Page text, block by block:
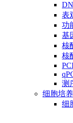
表
功
基
核
核
测
细胞培
细